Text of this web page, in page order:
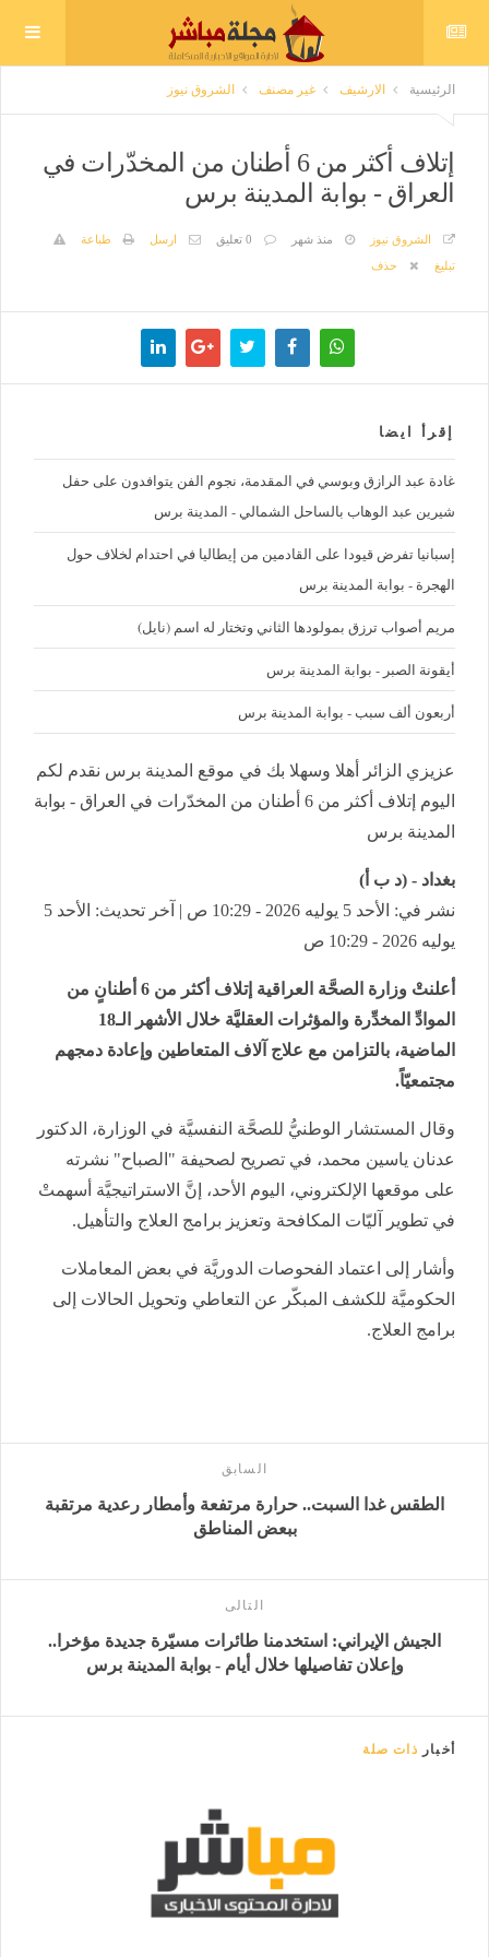
الرئيسية الارشيف غير مصنف الشروق نيوز
إتلاف أكثر من 6 أطنان من المخدّرات في
العراق - بوابة المدينة برس
الشروق نيوز منذ شهر 0 تعليق ارسل
طباعة
تبليغ
حذف
إقرأ ايضا
غادة عبد الرازق وبوسي في المقدمة، نجوم الفن يتوافدون على حفل
شيرين عبد الوهاب بالساحل الشمالي - المدينة برس
إسبانيا تفرض قيودا على القادمين من إيطاليا في احتدام لخلاف حول
الهجرة - بوابة المدينة برس
مريم أصواب ترزق بمولودها الثاني وتختار له اسم (نايل)
أيقونة الصبر - بوابة المدينة برس
أربعون ألف سبب - بوابة المدينة برس
عزيزي الزائر أهلا وسهلا بك في موقع المدينة برس نقدم لكم
اليوم إتلاف أكثر من 6 أطنان من المخدّرات في العراق - بوابة
المدينة برس
بغداد - (د ب أ)
نشر في: الأحد 5 يوليه 2026 - 10:29 ص | آخر تحديث: الأحد 5
يوليه 2026 - 10:29 ص
أعلنتْ وزارة الصحَّة العراقية إتلاف أكثر من 6 أطنانٍ من
الموادِّ المخدِّرة والمؤثرات العقليَّة خلال الأشهر الـ18
الماضية، بالتزامن مع علاج آلاف المتعاطين وإعادة دمجهم
مجتمعيّاً.
وقال المستشار الوطنيُّ للصحَّة النفسيَّة في الوزارة، الدكتور
عدنان ياسين محمد، في تصريح لصحيفة "الصباح" نشرته
على موقعها الإلكتروني، اليوم الأحد، إنَّ الاستراتيجيَّة أسهمتْ
في تطوير آليّات المكافحة وتعزيز برامج العلاج والتأهيل.
وأشار إلى اعتماد الفحوصات الدوريَّة في بعض المعاملات
الحكوميَّة للكشف المبكّر عن التعاطي وتحويل الحالات إلى
برامج العلاج.
السابق
الطقس غدا السبت.. حرارة مرتفعة وأمطار رعدية مرتقبة
ببعض المناطق
التالى
الجيش الإيراني: استخدمنا طائرات مسيّرة جديدة مؤخرا..
وإعلان تفاصيلها خلال أيام - بوابة المدينة برس
أخبار ذات صلة